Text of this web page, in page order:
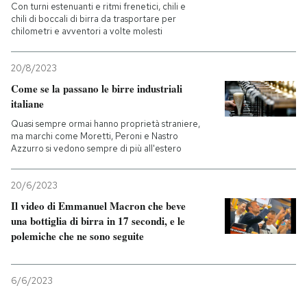
Con turni estenuanti e ritmi frenetici, chili e
chili di boccali di birra da trasportare per
chilometri e avventori a volte molesti
20/8/2023
Come se la passano le birre industriali
italiane
Quasi sempre ormai hanno proprietà straniere,
ma marchi come Moretti, Peroni e Nastro
Azzurro si vedono sempre di più all'estero
20/6/2023
Il video di Emmanuel Macron che beve
una bottiglia di birra in 17 secondi, e le
polemiche che ne sono seguite
6/6/2023